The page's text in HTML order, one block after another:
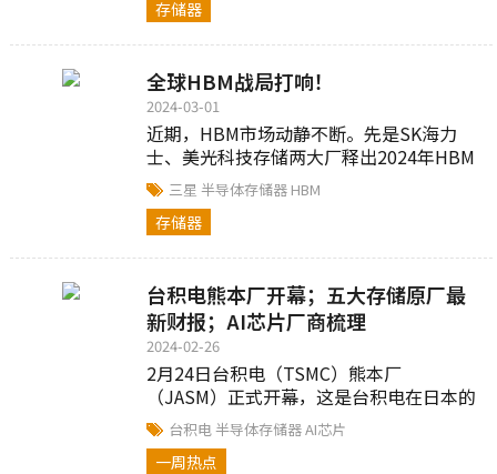
存储器
全球HBM战局打响！
2024-03-01
近期，HBM市场动静不断。先是SK海力
士、美光科技存储两大厂释出2024年HBM
产能售罄。与此同时，HBM技术再突破、
大客户发生变动...
三星半导体存储器 HBM
存储器
台积电熊本厂开幕；五大存储原厂最
新财报；AI芯片厂商梳理
2024-02-26
2月24日台积电（TSMC）熊本厂
（JASM）正式开幕，这是台积电在日本的
第一座工厂（Fab23），TrendForce集邦
咨询表示，该工....
台积电半导体存储器AI芯片
一周热点